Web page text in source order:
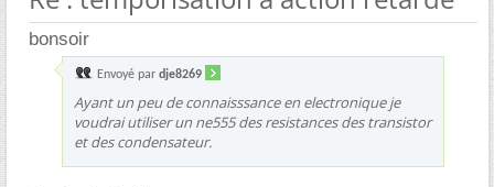
bonsoir
Envoyé par dje8269
Ayant un peu de connaisssance en electronique je
voudrai utiliser un ne555 des resistances des transistor
et des condensateur.